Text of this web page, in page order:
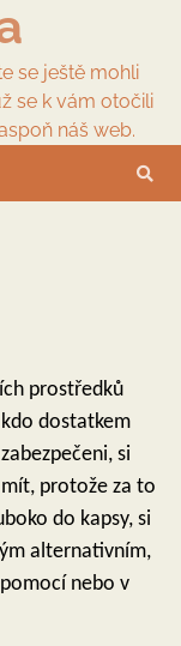
se ještě mohli
se k vám otočili
náš web.
prostředků
dostatkem
si
protože za to
do kapsy, si
alternativním,
nebo v